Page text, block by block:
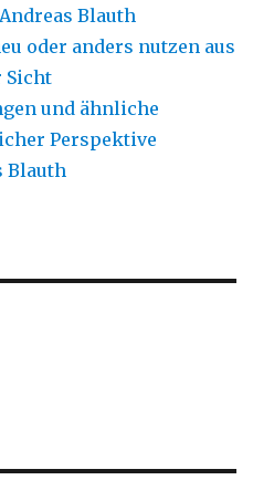
Blauth
oder anders nutzen aus
Sicht
und ähnliche
Perspektive
Blauth